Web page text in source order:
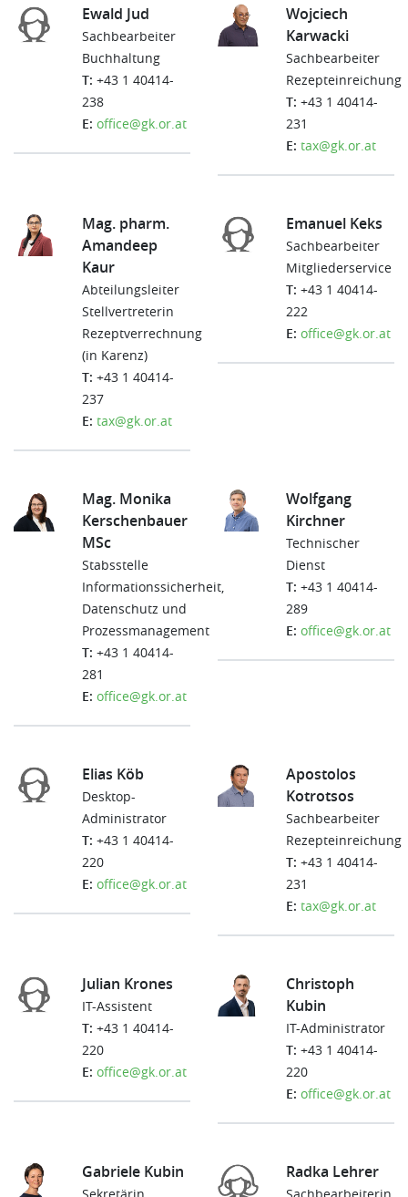
Ewald Jud
Sachbearbeiter
Buchhaltung
T: +43 1 40414-
238
E: office@gk.or.at
Wojciech
Karwacki
Sachbearbeiter
Rezepteinreichung
T: +43 1 40414-
231
E: tax@gk.or.at
Mag. pharm.
Amandeep
Kaur
Abteilungsleiter
Stellvertreterin
Rezeptverrechnung
(in Karenz)
T: +43 1 40414-
237
E: tax@gk.or.at
Emanuel Keks
Sachbearbeiter
Mitgliederservice
T: +43 1 40414-
222
E: office@gk.or.at
Mag. Monika
Kerschenbauer
MSc
Stabsstelle
Informationssicherheit,
Datenschutz und
Prozessmanagement
T: +43 1 40414-
281
E: office@gk.or.at
Wolfgang
Kirchner
Technischer
Dienst
T: +43 1 40414-
289
E: office@gk.or.at
Elias Köb
Desktop-
Administrator
T: +43 1 40414-
220
E: office@gk.or.at
Apostolos
Kotrotsos
Sachbearbeiter
Rezepteinreichung
T: +43 1 40414-
231
E: tax@gk.or.at
Julian Krones
IT-Assistent
T: +43 1 40414-
220
E: office@gk.or.at
Christoph
Kubin
IT-Administrator
T: +43 1 40414-
220
E: office@gk.or.at
Gabriele Kubin
Sekretärin
Radka Lehrer
Sachbearbeiterin